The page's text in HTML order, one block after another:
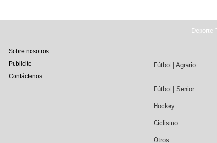
Deporte
Sobre nosotros
Publicite
Contáctenos
Fútbol | Agrario
Fútbol | Senior
Hockey
Ciclismo
Otros